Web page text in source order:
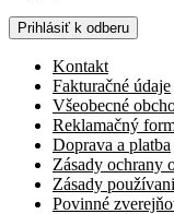
Prihlásiť k odberu
Kontakt
Fakturačné údaje
Všeobecné
Reklamačný
Doprava a platba
Zásady ochrany
Zásady
Povinné